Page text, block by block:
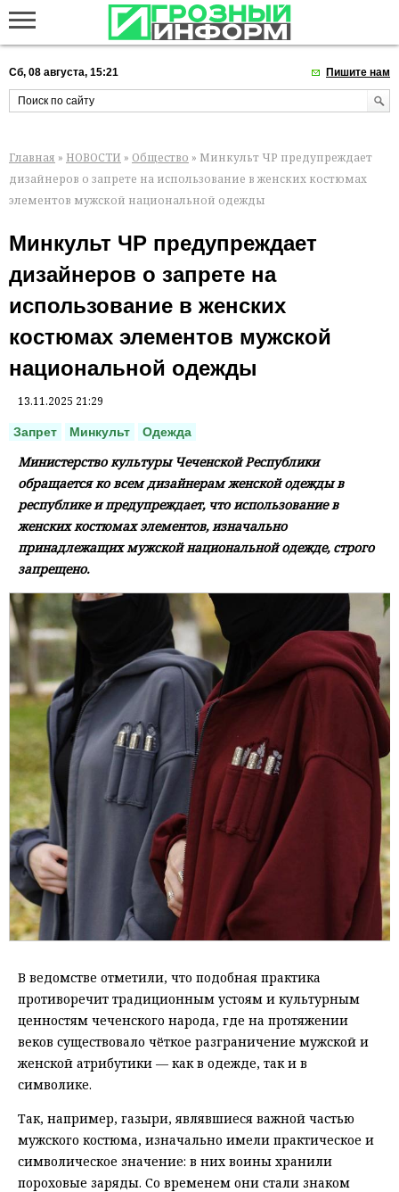
Сб, 08 августа, 15:21 Пишите нам
Главная » НОВОСТИ » Общество » Минкульт ЧР предупреждает
дизайнеров о запрете на использование в женских костюмах
элементов мужской национальной одежды
Минкульт ЧР предупреждает
дизайнеров о запрете на
использование в женских
костюмах элементов мужской
национальной одежды
13.11.2025 21:29
Запрет Минкульт Одежда
Министерство культуры Чеченской Республики
обращается ко всем дизайнерам женской одежды в
республике и предупреждает, что использование в
женских костюмах элементов, изначально
принадлежащих мужской национальной одежде, строго
запрещено.
В ведомстве отметили, что подобная практика
противоречит традиционным устоям и культурным
ценностям чеченского народа, где на протяжении
веков существовало чёткое разграничение мужской и
женской атрибутики — как в одежде, так и в
символике.
Так, например, газыри, являвшиеся важной частью
мужского костюма, изначально имели практическое и
символическое значение: в них воины хранили
пороховые заряды. Со временем они стали знаком